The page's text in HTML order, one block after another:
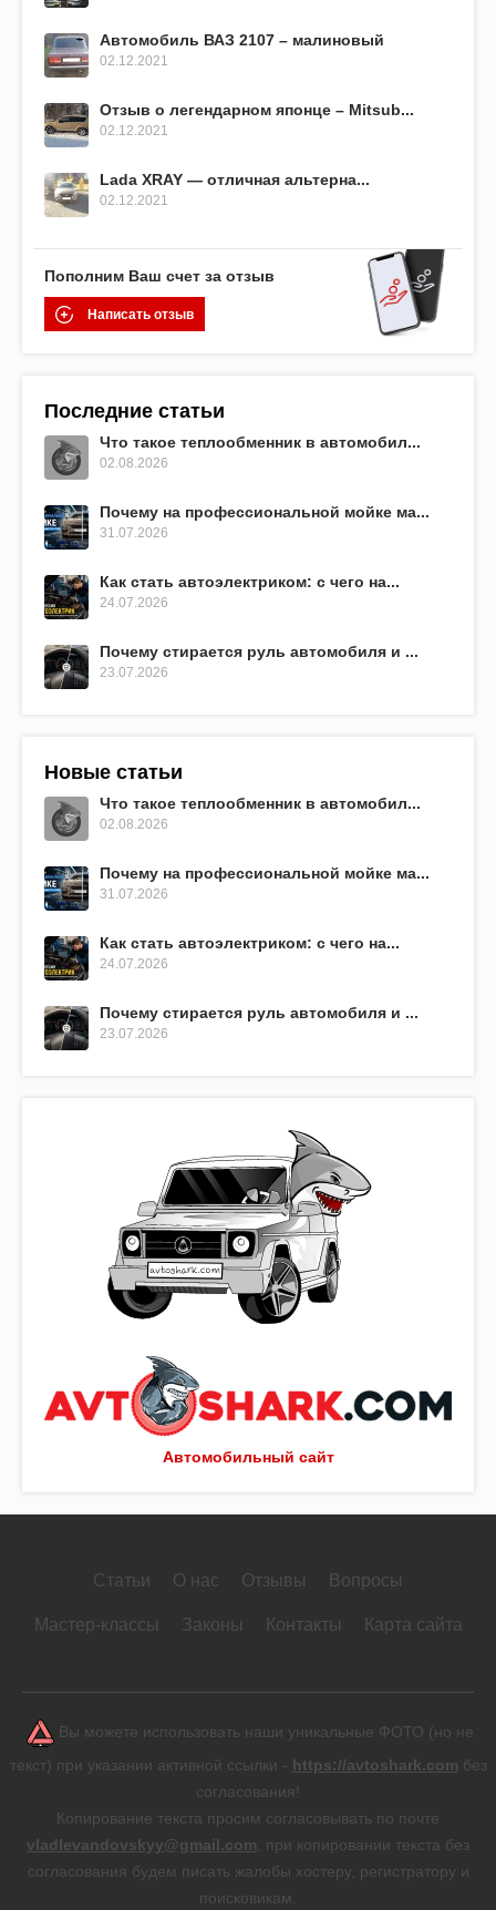
Автомобильный сайт
Автомобиль ВАЗ 2107 – малиновый
02.12.2021
Отзыв о легендарном японце – Mitsub...
02.12.2021
Lada XRAY — отличная альтерна...
02.12.2021
Пополним Ваш счет за отзыв
Написать отзыв
Последние статьи
Что такое теплообменник в автомобил...
02.08.2026
Почему на профессиональной мойке ма...
31.07.2026
Как стать автоэлектриком: с чего на...
24.07.2026
Почему стирается руль автомобиля и ...
23.07.2026
Новые статьи
Что такое теплообменник в автомобил...
02.08.2026
Почему на профессиональной мойке ма...
31.07.2026
Как стать автоэлектриком: с чего на...
24.07.2026
Почему стирается руль автомобиля и ...
23.07.2026
Статьи О нас Отзывы Вопросы
Мастер-классы Законы Контакты Карта сайта
Вы можете использовать наши уникальные ФОТО (но не
текст) при указании активной ссылки - https://avtoshark.com без
согласования!
Копирование текста просим согласовывать по почте
vladlevandovskyy@gmail.com , при копировании текста без
согласования будем писать жалобы хостеру, регистратору и
поисковикам.